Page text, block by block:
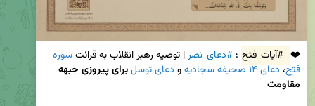
❤️ #آیات_فتح ؛ #دعای_نصر | توصیه رهبر انقلاب به قرائت
فتح، دعای ۱۴ صحیفه سجادیه و دعای توسل
مقاومت